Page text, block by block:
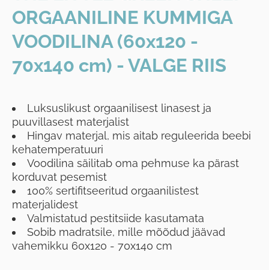
ORGAANILINE KUMMIGA
VOODILINA (60x120 -
70x140 cm) - VALGE RIIS
Luksuslikust orgaanilisest linasest ja
puuvillasest materjalist
Hingav materjal, mis aitab reguleerida beebi
kehatemperatuuri
Voodilina säilitab oma pehmuse ka pärast
korduvat pesemist
100% sertifitseeritud orgaanilistest
materjalidest
Valmistatud pestitsiide kasutamata
Sobib madratsile, mille mõõdud jäävad
vahemikku 60x120 - 70x140 cm